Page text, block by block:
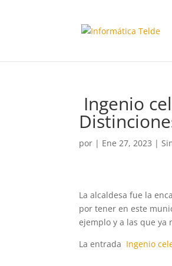
Ingenio
por | Ene 27, 2023 |
La alcaldesa fue la
por tener en este
ejemplo y a las que
La entrada Ingenio